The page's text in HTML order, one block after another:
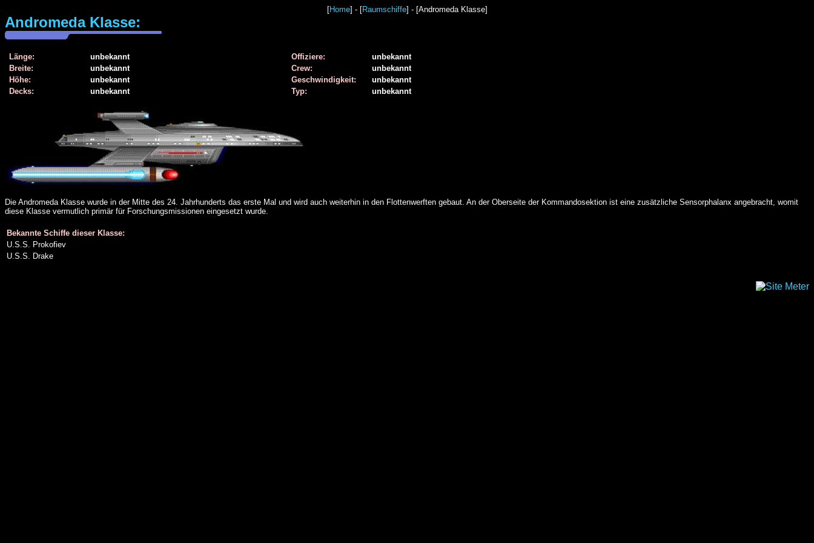
[Home] - [Raumschiffe] - [Andromeda Klasse]
Andromeda Klasse:
Länge: unbekannt Offiziere:
unbekannt
Breite:
unbekannt Crew:
unbekannt
Höhe:
unbekannt Geschwindigkeit:
unbekannt
Decks:
unbekannt Typ: unbekannt
Die Andromeda Klasse wurde in der Mitte des 24. Jahrhunderts das erste Mal und wird auch weiterhin in den Flottenwerften gebaut. An der Oberseite der Kommandosektion ist eine zusätzliche Sensorphalanx angebracht, womit
diese Klasse vermutlich primär für Forschungsmissionen eingesetzt wurde.
Bekannte Schiffe dieser Klasse:
U.S.S. Prokofiev
U.S.S. Drake